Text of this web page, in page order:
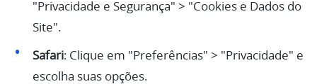
"Privacidade e Segurança" > "Cookies e Dados do
Site".
Safari: Clique em "Preferências" > "Privacidade" e
escolha suas opções.